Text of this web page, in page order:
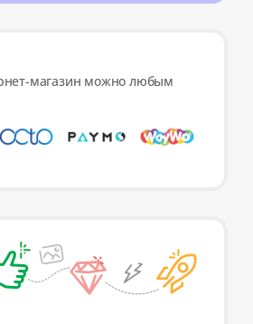
магазин можно любым